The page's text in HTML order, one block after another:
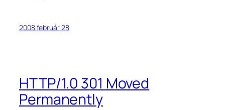
2008 február 28
HTTP/1.0 301 Moved
Permanently